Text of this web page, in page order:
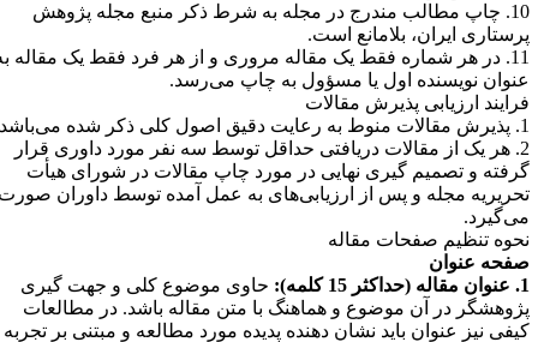
10. چاپ مطالب مندرج در مجله به شرط ذکر منبع مجله پژوهش
ایران، بلامانع است.
11. در هر شماره فقط یک مقاله مروری و از هر فرد فقط یک مقاله به
نویسنده اول یا مسؤول به چاپ می‌رسد.
ارزیابی پذیرش مقالات
.
2. هر یک از مقالات دریافتی حداقل توسط سه نفر مورد داوری قرار
و تصمیم گیری نهایی در مورد چاپ مقالات در شورای هیأت
مجله و پس از ارزیابی‌های به عمل آمده توسط داوران صورت
تنظیم صفحات مقاله
عنوان
حاوی موضوع کلی و جهت گیری
در آن موضوع و هماهنگ با متن مقاله باشد. در مطالعات
نیز عنوان باید نشان دهنده پدیده مورد مطالعه و مبتنی بر تجربه